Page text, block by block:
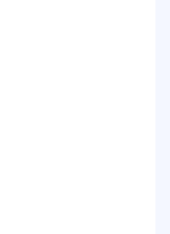
辐照时间是多久？
箱区别？
柜与电池柜的区别？